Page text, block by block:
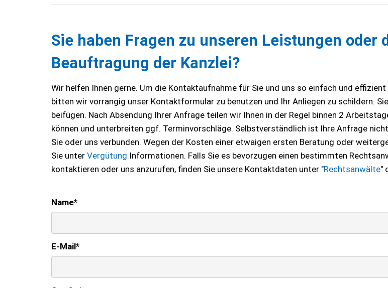
Sie haben Fragen zu unseren Leistungen oder
Beauftragung der Kanzlei?
Wir helfen Ihnen gerne. Um die Kontaktaufnahme für Sie und uns so einfach und
bitten wir vorrangig unser Kontaktformular zu benutzen und Ihr Anliegen zu schildern.
beifügen. Nach Absendung Ihrer Anfrage teilen wir Ihnen in der Regel binnen 2
können und unterbreiten ggf. Terminvorschläge. Selbstverständlich ist Ihre Anfrage
Sie oder uns verbunden. Wegen der Kosten einer etwaigen ersten Beratung oder
Sie unter Vergütung Informationen. Falls Sie es bevorzugen einen bestimmten
kontaktieren oder uns anzurufen, finden Sie unsere Kontaktdaten unter "Rechtsanwälte"
Name*
E-Mail*